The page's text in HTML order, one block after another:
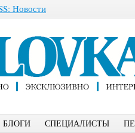
Новости
БЛОГИ СПЕЦИАЛИСТЫ